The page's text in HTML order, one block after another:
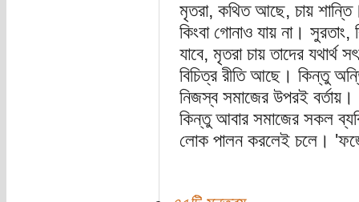
মৃতরা, কথিত আছে, চায়
কিংবা গোনাও যায় না। সুরতাং,
যাবে, মৃতরা চায় তাদের যথার্থ
বিচিত্র রীতি আছে। কিন্তু
নিজস্ব সমাজের উপরই বর্তায়।
কিন্তু আবার সমাজের সকল
লোক পালন করলেই চলে।